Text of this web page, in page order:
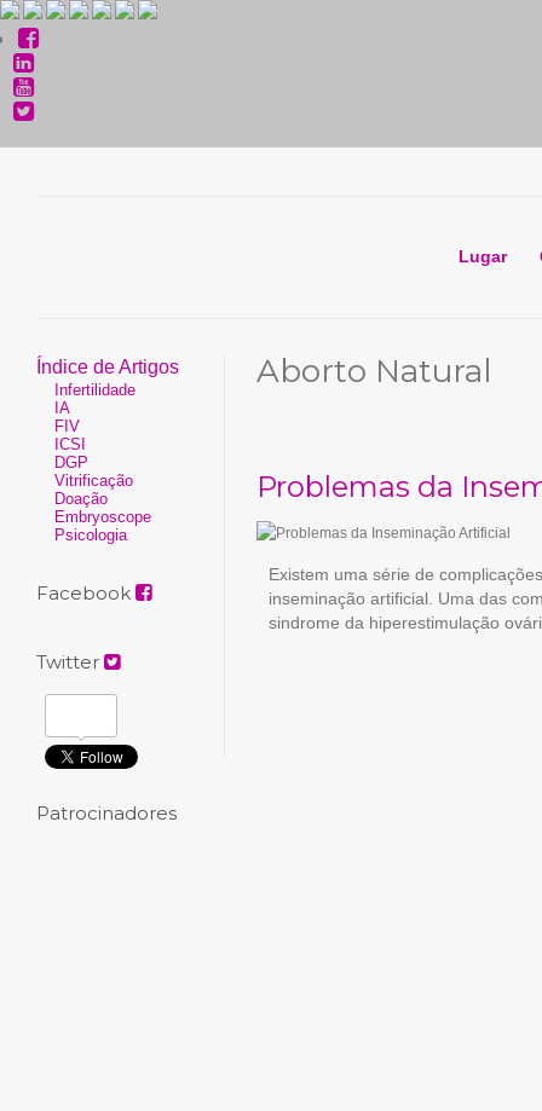
Lugar
Índice de Artigos
Infertilidade
IA
FIV
ICSI
DGP
Vitrificação
Doação
Embryoscope
Psicologia
Facebook
Twitter
Patrocinadores
Aborto Natural
Problemas da
Existem uma série de
inseminação artificial. Uma das
sindrome da hiperestimulação